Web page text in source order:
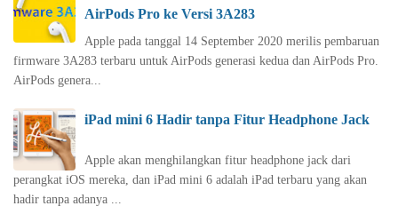
AirPods Pro ke Versi 3A283
Apple pada tanggal 14 September 2020 merilis pembaruan
firmware 3A283 terbaru untuk AirPods generasi kedua dan AirPods Pro.
‌AirPods‌ genera...
iPad mini 6 Hadir tanpa Fitur Headphone Jack
Apple akan menghilangkan fitur headphone jack dari
perangkat iOS mereka, dan iPad mini 6 adalah iPad terbaru yang akan
hadir tanpa adanya ...